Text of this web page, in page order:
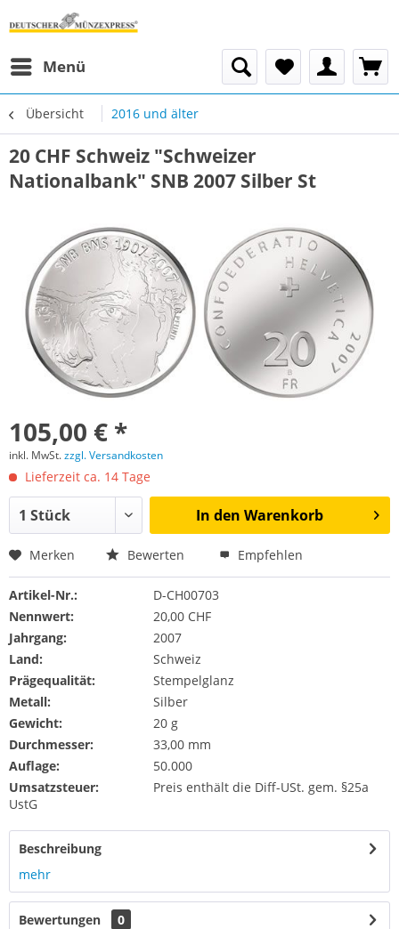
Menü
Übersicht 2016 und älter
20 CHF Schweiz "Schweizer
Nationalbank" SNB 2007 Silber St
105,00 € *
inkl. MwSt.zzgl. Versandkosten
Lieferzeit ca. 14 Tage
In den Warenkorb
Merken Bewerten Empfehlen
Artikel-Nr.:
D-CH00703
Nennwert:
20,00 CHF
Jahrgang:
2007
Land:
Schweiz
Prägequalität:
Stempelglanz
Metall:
Silber
Gewicht:
20 g
Durchmesser:
33,00 mm
Auflage:
50.000
Umsatzsteuer:
Preis enthält die Diff-USt. gem. §25a
UstG
Beschreibung
mehr
Bewertungen
0